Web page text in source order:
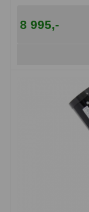
8 995,-